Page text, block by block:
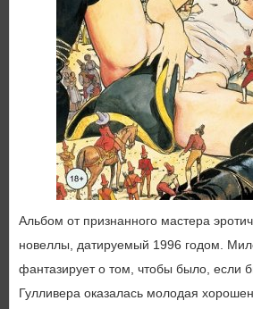
Альбом от признанного мастера
новеллы, датируемый 1996 годом.
фантазирует о том, чтобы было, если
Гулливера оказалась молодая